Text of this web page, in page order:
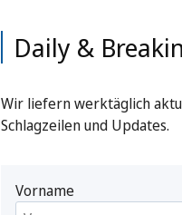
Daily &
Wir liefern werktäglich
Schlagzeilen und Updates.
Vorname